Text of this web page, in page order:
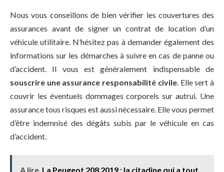
Nous vous conseillons de bien vérifier les couvertures des
assurances avant de signer un contrat de location d’un
véhicule utilitaire. N’hésitez pas à demander également des
informations sur les démarches à suivre en cas de panne ou
d’accident. Il vous est généralement indispensable de
souscrire une assurance responsabilité civile. Elle sert à
couvrir les éventuels dommages corporels sur autrui. Une
assurance tous risques est aussi nécessaire. Elle vous permet
d’être indemnisé des dégâts subis par le véhicule en cas
d’accident.
A lire La Peugeot 208 2019 : la citadine qui a tout